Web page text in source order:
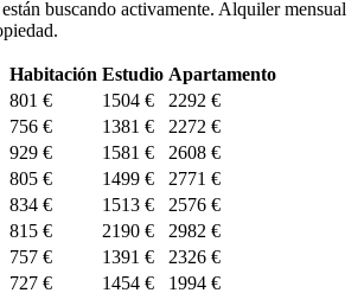
buscando activamente. Alquiler mensual
Habitación Estudio Apartamento
801 € 1504 €
2292 €
756 € 1381 €
2272 €
929 € 1581 €
2608 €
805 € 1499 €
2771 €
834 € 1513 €
2576 €
815 € 2190 €
2982 €
757 € 1391 €
2326 €
727 € 1454 €
1994 €